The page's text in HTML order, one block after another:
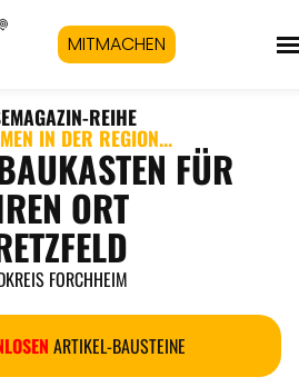
MITMACHEN
-REIHE
IN DER REGION...
FÜR
ORT
FORCHHEIM
ARTIKEL-BAUSTEINE